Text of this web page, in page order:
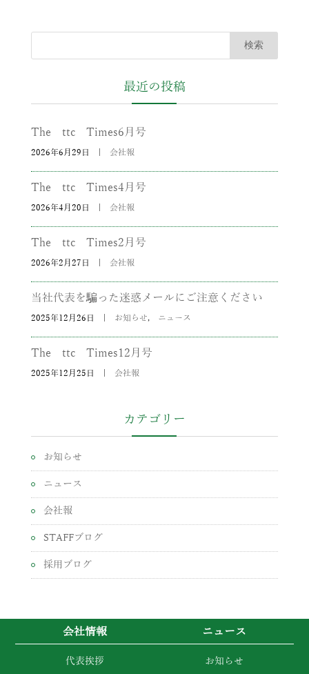
最近の投稿
The ttc Times6月号
2026年6月29日 会社報
The ttc Times4月号
2026年4月20日 会社報
The ttc Times2月号
2026年2月27日 会社報
当社代表を騙った迷惑メールにご注意ください
2025年12月26日 お知らせ, ニュース
The ttc Times12月号
2025年12月25日 会社報
カテゴリー
お知らせ
ニュース
会社報
STAFFブログ
採用ブログ
会社情報
代表挨拶
ニュース
お知らせ